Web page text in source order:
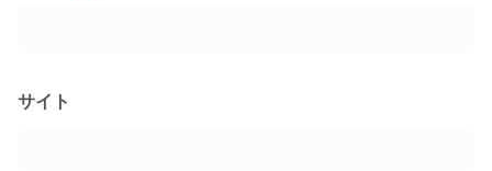
サイト